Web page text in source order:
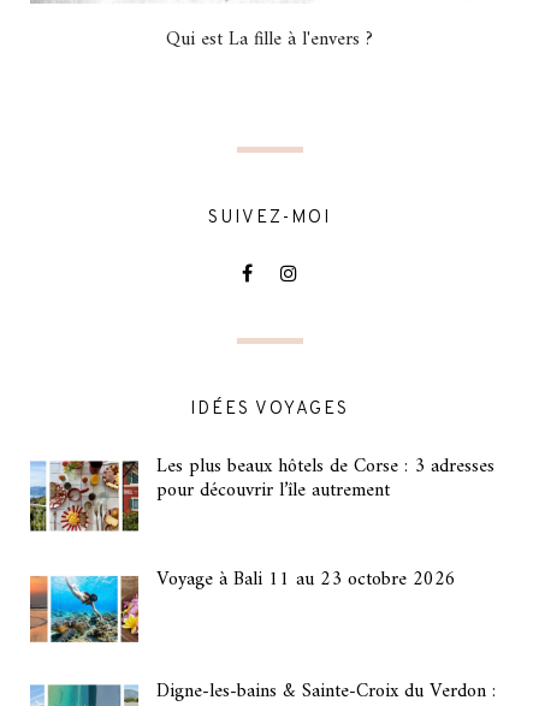
Qui est La fille à l'envers ?
SUIVEZ-MOI
IDÉES VOYAGES
Les plus beaux hôtels de Corse : 3 adresses
pour découvrir l’île autrement
Voyage à Bali 11 au 23 octobre 2026
Digne-les-bains & Sainte-Croix du Verdon :